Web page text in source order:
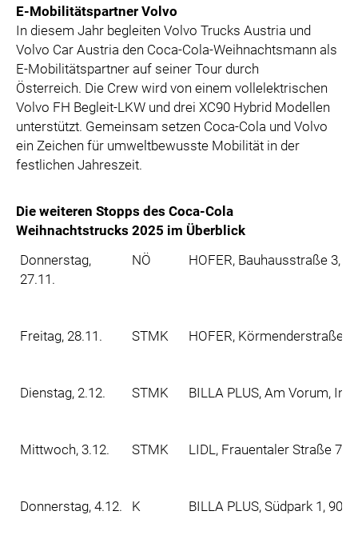
E-Mobilitätspartner Volvo
In diesem Jahr begleiten Volvo Trucks Austria und
Volvo Car Austria den Coca-Cola-Weihnachtsmann als
E-Mobilitätspartner auf seiner Tour durch
Österreich. Die Crew wird von einem vollelektrischen
Volvo FH Begleit-LKW und drei XC90 Hybrid Modellen
unterstützt. Gemeinsam setzen Coca-Cola und Volvo
ein Zeichen für umweltbewusste Mobilität in der
festlichen Jahreszeit.
Die weiteren Stopps des Coca-Cola
Weihnachtstrucks 2025 im Überblick
Donnerstag,
27.11.
NÖ HOFER, Bauhausstraße 3,
Freitag, 28.11. STMK HOFER, Körmenderstraße
Dienstag, 2.12. STMK BILLA PLUS, Am Vorum,
Mittwoch, 3.12. STMK LIDL, Frauentaler Straße
Donnerstag, 4.12. K BILLA PLUS, Südpark 1,